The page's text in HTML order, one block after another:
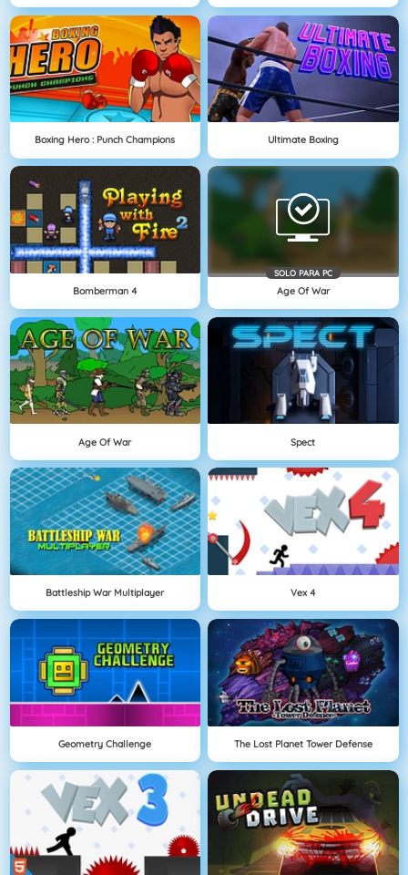
Boxing Hero : Punch Champions Ultimate Boxing
Bomberman 4
SOLO PARA PC
Age Of War
Age Of War Spect
Battleship War Multiplayer Vex 4
Geometry Challenge The Lost Planet Tower Defense